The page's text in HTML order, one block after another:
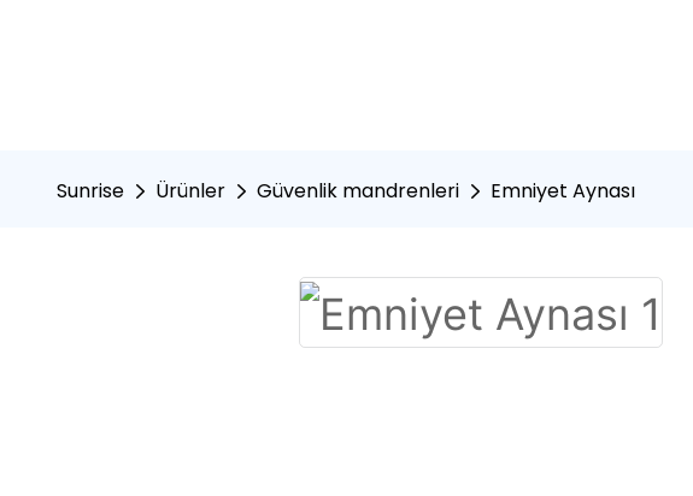
Sunrise Ürünler Güvenlik mandrenleri Emniyet Aynası